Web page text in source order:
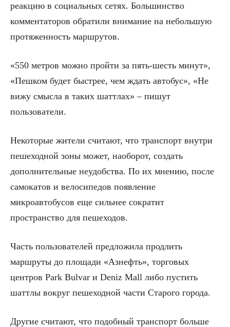
реакцию в социальных сетях. Большинство
комментаторов обратили внимание на небольшую
протяженность маршрутов.
«550 метров можно пройти за пять-шесть минут»,
«Пешком будет быстрее, чем ждать автобус», «Не
вижу смысла в таких шаттлах» – пишут
пользователи.
Некоторые жители считают, что транспорт внутри
пешеходной зоны может, наоборот, создать
дополнительные неудобства. По их мнению, после
самокатов и велосипедов появление
микроавтобусов еще сильнее сократит
пространство для пешеходов.
Часть пользователей предложила продлить
маршруты до площади «Азнефть», торговых
центров Park Bulvar и Deniz Mall либо пустить
шаттлы вокруг пешеходной части Старого города.
Другие считают, что подобный транспорт больше